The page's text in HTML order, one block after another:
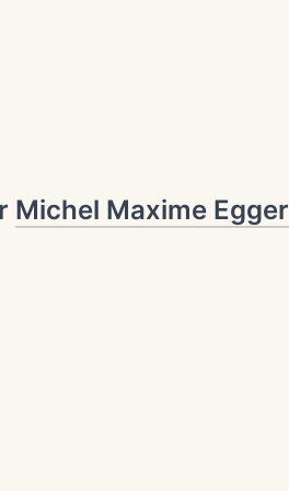
Michel Maxime Egger